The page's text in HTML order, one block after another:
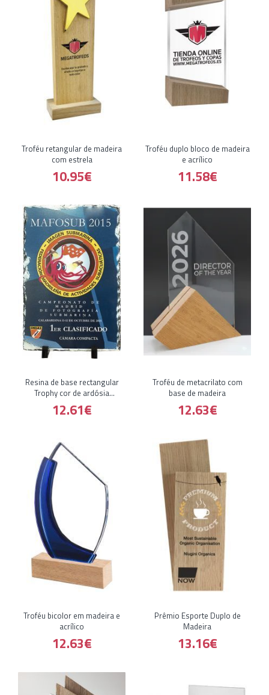
Troféu retangular de madeira
com estrela
10.95€
Troféu duplo bloco de madeira
e acrílico
11.58€
Resina de base rectangular
Trophy cor de ardósia
sublima�
12.61€
Troféu de metacrilato com
base de madeira
12.63€
Troféu bicolor em madeira e
acrílico
12.63€
Prêmio Esporte Duplo de
Madeira
13.16€